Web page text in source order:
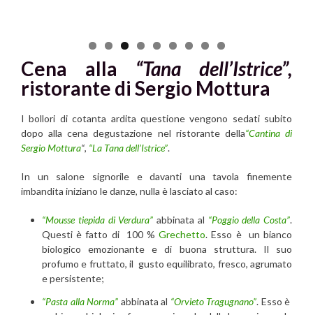
Cena alla “Tana dell’Istrice”,
ristorante di Sergio Mottura
I bollori di cotanta ardita questione vengono sedati subito
dopo alla cena degustazione nel ristorante della“Cantina di
Sergio Mottura“, “La Tana dell’Istrice”.
In un salone signorile e davanti una tavola finemente
imbandita iniziano le danze, nulla è lasciato al caso:
“Mousse tiepida di Verdura” abbinata al “Poggio della Costa”.
Questi è fatto di 100 %Grechetto. Esso è un bianco
biologico emozionante e di buona struttura. Il suo
profumo e fruttato, il gusto equilibrato, fresco, agrumato
e persistente;
“Pasta alla Norma” abbinata al “Orvieto Tragugnano”. Esso è